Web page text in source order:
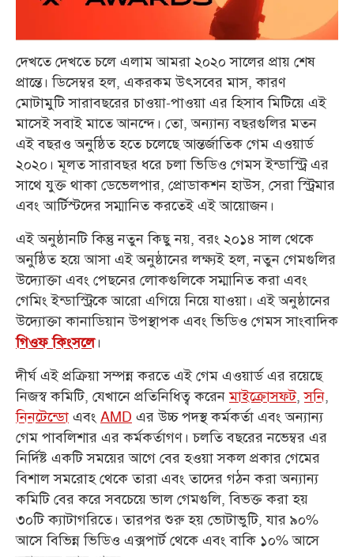
দেখতে দেখতে চলে এলাম আমরা ২০২০ সালের প্রায় শেষ
প্রান্তে। ডিসেম্বর হল, একরকম উৎসবের মাস, কারণ
মোটামুটি সারাবছরের চাওয়া-পাওয়া এর হিসাব মিটিয়ে এই
মাসেই সবাই মাতে আনন্দে। তো, অন্যান্য বছরগুলির মতন
এই বছরও অনুষ্ঠিত হতে চলেছে আন্তর্জাতিক গেম এওয়ার্ড
২০২০। মূলত সারাবছর ধরে চলা ভিডিও গেমস ইন্ডাস্ট্রি এর
সাথে যুক্ত থাকা ডেভেলপার, প্রোডাকশন হাউস, সেরা স্ট্রিমার
এবং আর্টিস্টদের সম্মানিত করতেই এই আয়োজন।
এই অনুষ্ঠানটি কিন্তু নতুন কিছু নয়, বরং ২০১৪ সাল থেকে
অনুষ্ঠিত হয়ে আসা এই অনুষ্ঠানের লক্ষ্যই হল, নতুন গেমগুলির
উদ্যোক্তা এবং পেছনের লোকগুলিকে সম্মানিত করা এবং
গেমিং ইন্ডাস্ট্রিকে আরো এগিয়ে নিয়ে যাওয়া। এই অনুষ্ঠানের
উদ্যোক্তা কানাডিয়ান উপস্থাপক এবং ভিডিও গেমস সাংবাদিক
গিওফ কিংসলে।
দীর্ঘ এই প্রক্রিয়া সম্পন্ন করতে এই গেম এওয়ার্ড এর রয়েছে
নিজস্ব কমিটি, যেখানে প্রতিনিধিত্ব করেনমাইক্রোসফট,সনি,
নিনটেন্ডো এবং AMD এর উচ্চ পদস্থ কর্মকর্তা এবং অন্যান্য
গেম পাবলিশার এর কর্মকর্তাগণ। চলতি বছরের নভেম্বর এর
নির্দিষ্ট একটি সময়ের আগে বের হওয়া সকল প্রকার গেমের
বিশাল সমরোহ থেকে তারা এবং তাদের গঠন করা অন্যান্য
কমিটি বের করে সবচেয়ে ভাল গেমগুলি, বিভক্ত করা হয়
৩০টি ক্যাটাগরিতে। তারপর শুরু হয় ভোটাভুটি, যার ৯০%
আসে বিভিন্ন ভিডিও এক্সপার্ট থেকে এবং বাকি ১০% আসে